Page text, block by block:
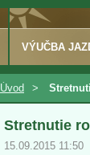
Úvod >
Stretnutie
15.09.2015 11:50
VÝUČBA